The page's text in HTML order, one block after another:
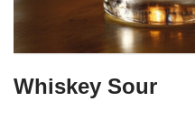
Whiskey Sour